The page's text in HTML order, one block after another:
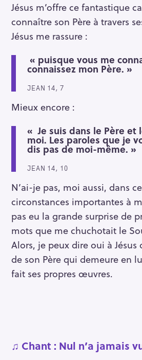
Jésus m’offre ce fantastique
connaître son Père à travers
Jésus me rassure :
« puisque vous me
connaissez mon Père. »
JEAN 14, 7
Mieux encore :
« Je suis dans le Père et
moi. Les paroles que je
dis pas de moi-même. »
JEAN 14, 10
N’ai-je pas, moi aussi, dans
circonstances importantes à
pas eu la grande surprise de
mots que me chuchotait le
Alors, je peux dire oui à
de son Père qui demeure en
fait ses propres œuvres.
♫ Chant : Nul n’a jamais